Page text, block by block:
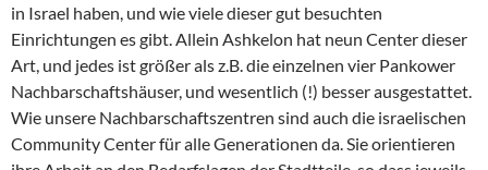
in Israel haben, und wie viele dieser gut besuchten
Einrichtungen es gibt. Allein Ashkelon hat neun Center dieser
Art, und jedes ist größer als z.B. die einzelnen vier Pankower
Nachbarschaftshäuser, und wesentlich (!) besser ausgestattet.
Wie unsere Nachbarschaftszentren sind auch die israelischen
Community Center für alle Generationen da. Sie orientieren